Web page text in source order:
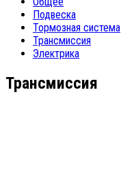
Подвеска
Тормозная система
Трансмиссия
Электрика
Трансмиссия